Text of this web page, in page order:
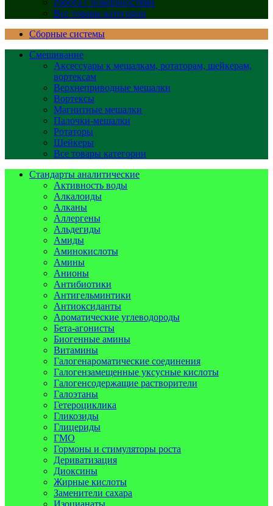
Работа с поверхностями
Все товары категории
Сборные системы
Смешивание
Аксессуары к мешалкам, ротаторам, шейкерам,
вортексам
Верхнеприводные мешалки
Вортексы
Магнитные мешалки
Палочки-мешалки
Ротаторы
Шейкеры
Все товары категории
Стандарты аналитические
Активность воды
Алкалоиды
Алканы
Аллергены
Альдегиды
Амиды
Аминокислоты
Амины
Анионы
Антибиотики
Антигельминтики
Антиоксиданты
Ароматические углеводороды
Бета-агонисты
Биогенные амины
Витамины
Галогенароматические соединения
Галогензамещенные уксусные кислоты
Галогенсодержащие растворители
Галоэтаны
Гетероциклика
Гликозиды
Глицериды
ГМО
Гормоны и стимуляторы роста
Дериватизация
Диоксины
Жирные кислоты
Заменители сахара
Изоцианаты